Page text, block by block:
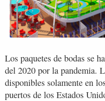
Los paquetes de bodas se
del 2020 por la pandemia.
disponibles solamente en
puertos de los Estados